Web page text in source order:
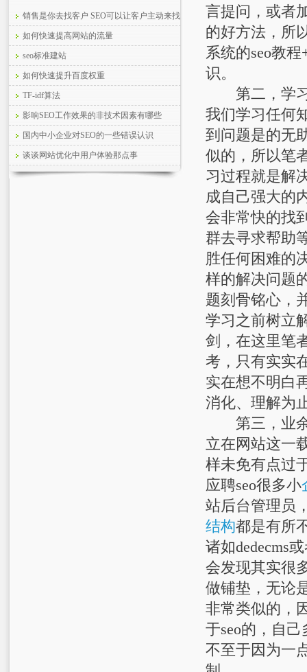
销售是你去找客户 SEO可以让客户主动来找
你 如何快速提高网站的流量
seo标准建站
如何快速提升百度权重
TF-idf算法
影响SEO工作效果的非技术因素有哪些
国内中小企业对SEO的一些错误认识
谈谈网站优化中用户体验那点事
言提问，或者
的好方法，所
系统的seo教
识。
第二，学习
我们学习任何
到问题是的无
似的，所以笔
习过程就是解
成自己强大的
会非常快的找
群去寻求帮助
胜任何困难的
样的解决问题
题刻骨铭心，
学习之前树立
剑，在这里笔
考，只有实实
实在想不明白
消化、理解为
第三，业余
立在网站这一
样未免有点过
应聘seo很多小
站后台管理员
结构都是有所
诸如dedecms
会发现其实很
做铺垫，无论
非常类似的，
于seo的，自
不至于因为一